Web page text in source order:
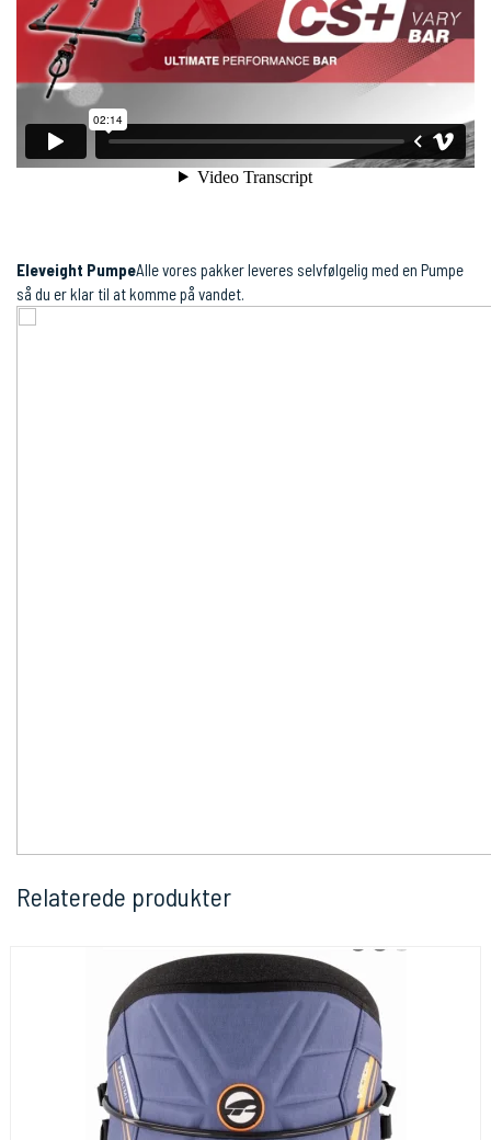
Eleveight PumpeAlle vores pakker leveres selvfølgelig med en Pumpe
så du er klar til at komme på vandet.
Relaterede produkter